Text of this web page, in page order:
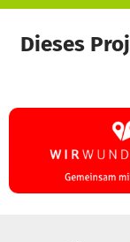
Dieses